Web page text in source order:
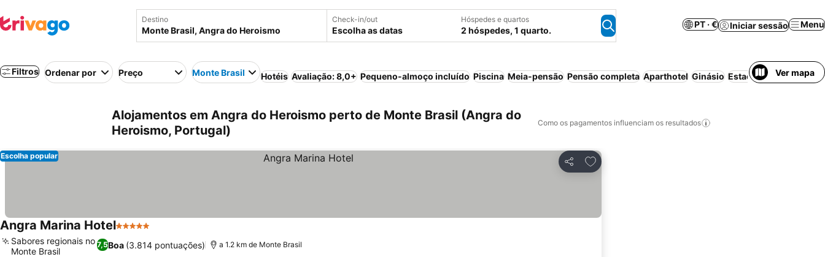
Destino Check-in/out
Escolha as datas
Hóspedes e quartos
2 hóspedes, 1 quarto.
PT · € Iniciar sessão Menu
Filtros Ordenar por Preço Monte Brasil Hotéis Avaliação: 8,0+ Pequeno-almoço incluído Piscina Meia-pensão Pensão completa Aparthotel Ginásio Estacionamento
Ver mapa
Alojamentos em Angra do Heroismo perto de Monte Brasil (Angra do
Heroismo, Portugal)
Como os pagamentos influenciam os resultados
Partilhar
Adicionar aos favoritos
Escolha popular
Angra Marina Hotel5 Estrelas
7,5Boa (3.814 pontuações)
Sabores regionais no
Monte Brasil
a 1.2 km de Monte Brasil